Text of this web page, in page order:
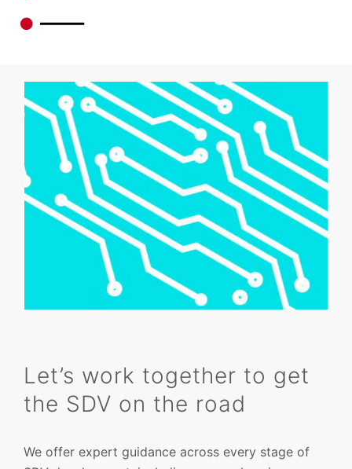
Let’s work together to get
the SDV on the road
We offer expert guidance across every stage of